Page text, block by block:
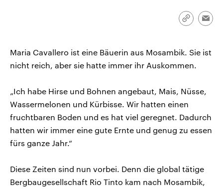
Link
Maria Cavallero ist eine Bäuerin aus Mosambik. Sie ist
nicht reich, aber sie hatte immer ihr Auskommen.
„Ich habe Hirse und Bohnen angebaut, Mais, Nüsse,
Wassermelonen und Kürbisse. Wir hatten einen
fruchtbaren Boden und es hat viel geregnet. Dadurch
hatten wir immer eine gute Ernte und genug zu essen
fürs ganze Jahr.“
Diese Zeiten sind nun vorbei. Denn die global tätige
Bergbaugesellschaft Rio Tinto kam nach Mosambik,